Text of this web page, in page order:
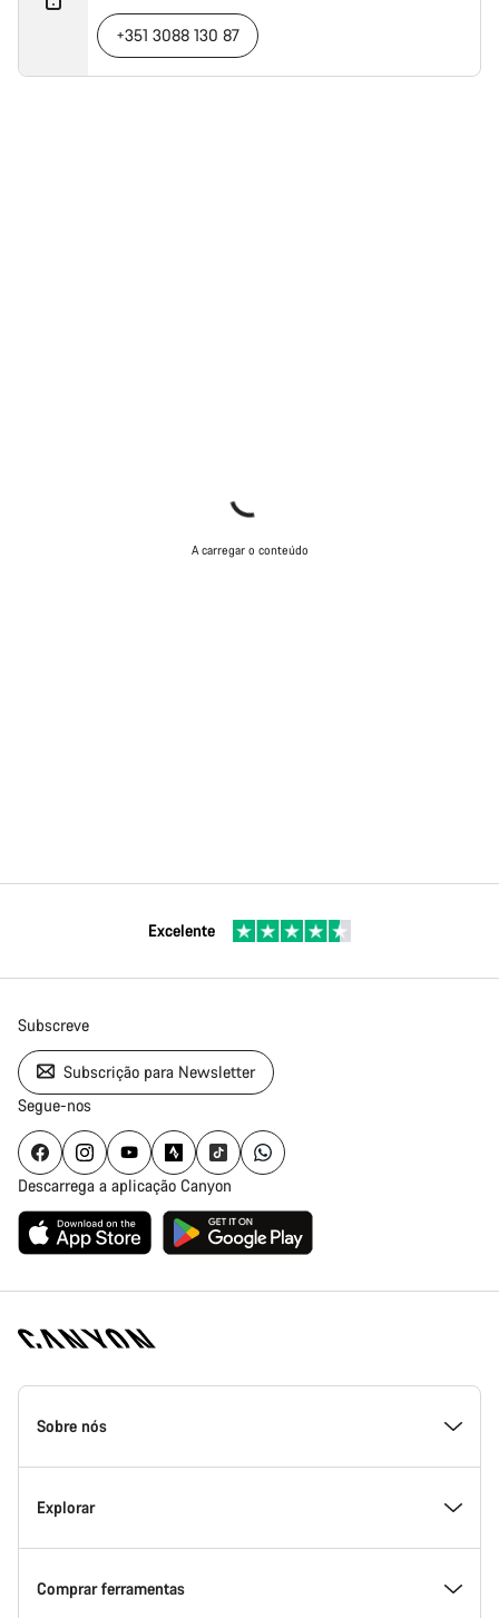
+351 3088 130 87
A carregar o conteúdo
Excelente
Subscreve
Subscrição para Newsletter
Segue-nos
Descarrega a aplicação Canyon
Rodapé
inicial
Sobre nós
Dentro da Canyon
Inovação na Canyon
Explorar
Eventos
Comprar ferramentas